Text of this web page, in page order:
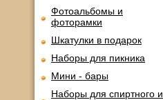
Фотоальбомы и
фоторамки
Шкатулки в подарок
Наборы для пикника
Мини - бары
Наборы для спиртного и